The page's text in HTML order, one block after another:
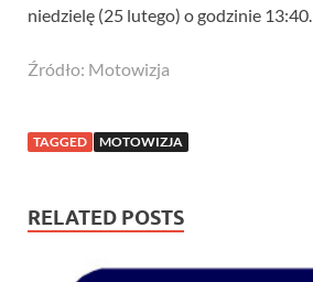
niedzielę (25 lutego) o godzinie 13:40.
Źródło: Motowizja
TAGGED MOTOWIZJA
RELATED POSTS